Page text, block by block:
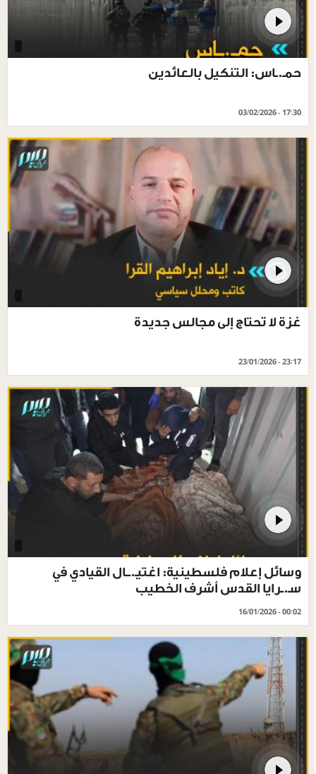
حمـ.ـاس: التنكيل بالعائدين
03/02/2026 - 17:30
غزة لا تحتاج إلى مجالس جديدة
23/01/2026 - 23:17
وسائل إعلام فلسطينية: اغتيـ.ــال القيادي في
سـ.ـرايا القدس أشرف الخطيب
16/01/2026 - 00:02